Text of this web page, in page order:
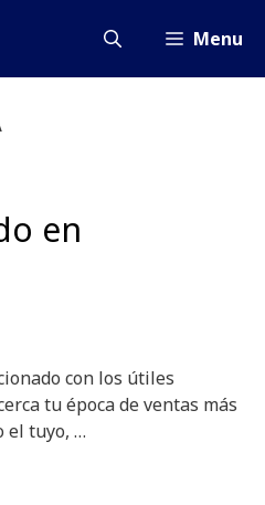
Menu
en
con los útiles
tu época de ventas más
el tuyo, …